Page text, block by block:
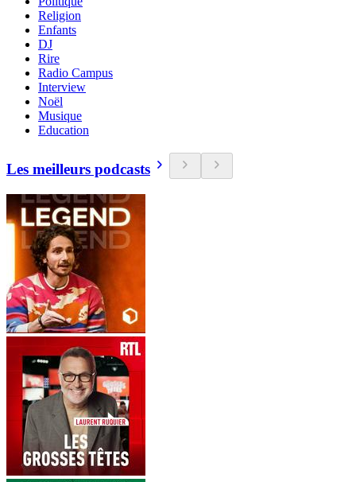
Religion
Enfants
DJ
Rire
Radio Campus
Interview
Noël
Musique
Education
Les meilleurs podcasts